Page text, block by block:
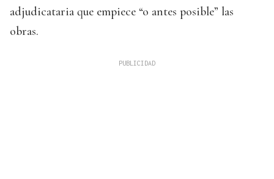
adjudicataria que empiece “o antes posible” las
obras.